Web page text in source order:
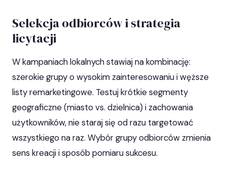
Selekcja odbiorców i strategia
licytacji
W kampaniach lokalnych stawiaj na kombinację:
szerokie grupy o wysokim zainteresowaniu i węższe
listy remarketingowe. Testuj krótkie segmenty
geograficzne (miasto vs. dzielnica) i zachowania
użytkowników, nie staraj się od razu targetować
wszystkiego na raz. Wybór grupy odbiorców zmienia
sens kreacji i sposób pomiaru sukcesu.